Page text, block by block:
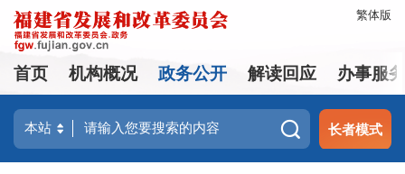
繁体版
首页 机构概况 政务公开 解读回应 办事服
长者模式